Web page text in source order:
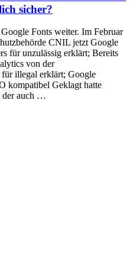
sicher?
Fonts weiter. Im Februar
CNIL jetzt Google
für unzulässig erklärt; Bereits
von der
für illegal erklärt; Google
kompatibel Geklagt hatte
der auch …